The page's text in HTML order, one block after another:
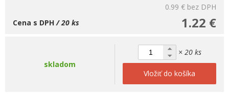
0.99 € bez DPH
1.22 €
Cena s DPH/ 20 ks
skladom
× 20 ks
Vložiť do košíka